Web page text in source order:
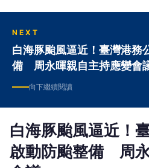
NEXT
白海豚颱風逼近！臺灣港務
備 周永暉親自主持應變會
向下繼續閱讀
白海豚颱風逼近！
啟動防颱整備 周